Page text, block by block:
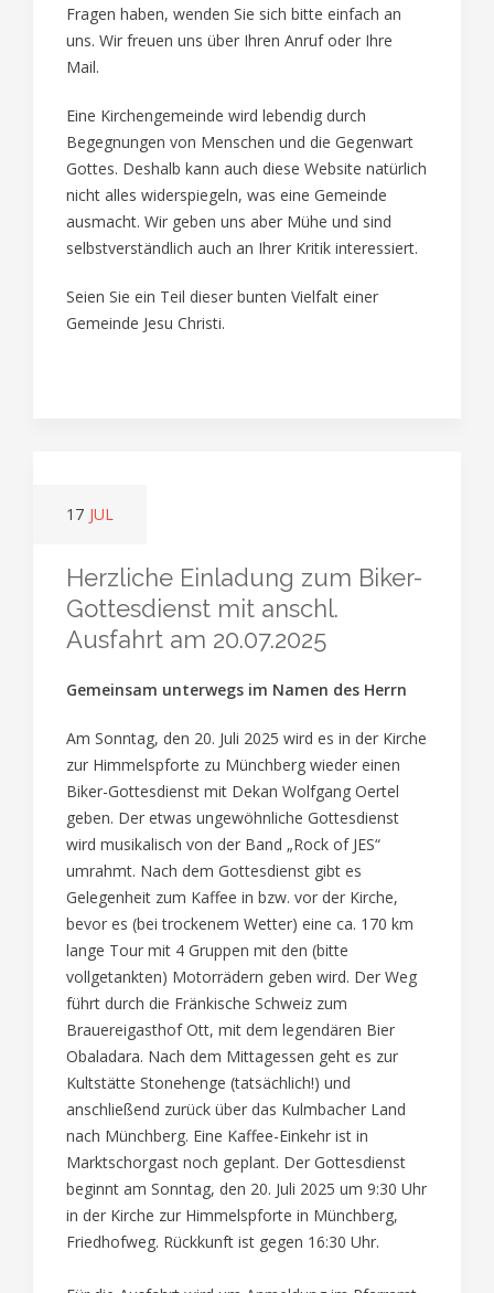
Fragen haben, wenden Sie sich bitte einfach an
uns. Wir freuen uns über Ihren Anruf oder Ihre
Mail.
Eine Kirchengemeinde wird lebendig durch
Begegnungen von Menschen und die Gegenwart
Gottes. Deshalb kann auch diese Website natürlich
nicht alles widerspiegeln, was eine Gemeinde
ausmacht. Wir geben uns aber Mühe und sind
selbstverständlich auch an Ihrer Kritik interessiert.
Seien Sie ein Teil dieser bunten Vielfalt einer
Gemeinde Jesu Christi.
17 JUL
Herzliche Einladung zum Biker-
Gottesdienst mit anschl.
Ausfahrt am 20.07.2025
Gemeinsam unterwegs im Namen des Herrn
Am Sonntag, den 20. Juli 2025 wird es in der Kirche
zur Himmelspforte zu Münchberg wieder einen
Biker-Gottesdienst mit Dekan Wolfgang Oertel
geben. Der etwas ungewöhnliche Gottesdienst
wird musikalisch von der Band „Rock of JES“
umrahmt. Nach dem Gottesdienst gibt es
Gelegenheit zum Kaffee in bzw. vor der Kirche,
bevor es (bei trockenem Wetter) eine ca. 170 km
lange Tour mit 4 Gruppen mit den (bitte
vollgetankten) Motorrädern geben wird. Der Weg
führt durch die Fränkische Schweiz zum
Brauereigasthof Ott, mit dem legendären Bier
Obaladara. Nach dem Mittagessen geht es zur
Kultstätte Stonehenge (tatsächlich!) und
anschließend zurück über das Kulmbacher Land
nach Münchberg. Eine Kaffee-Einkehr ist in
Marktschorgast noch geplant. Der Gottesdienst
beginnt am Sonntag, den 20. Juli 2025 um 9:30 Uhr
in der Kirche zur Himmelspforte in Münchberg,
Friedhofweg. Rückkunft ist gegen 16:30 Uhr.